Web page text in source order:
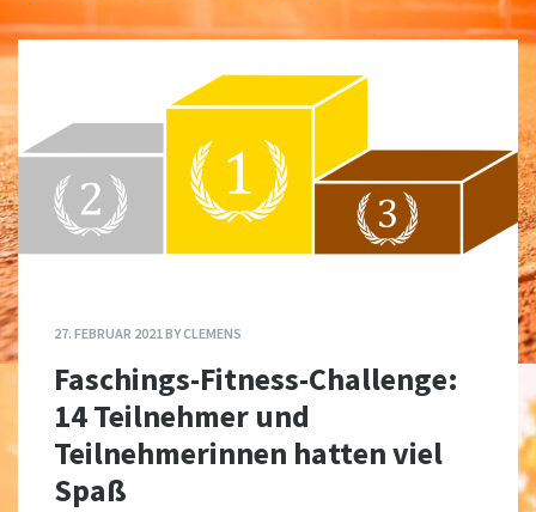
27. FEBRUAR 2021BYCLEMENS
Faschings-Fitness-Challenge:
14 Teilnehmer und
Teilnehmerinnen hatten viel
Spaß